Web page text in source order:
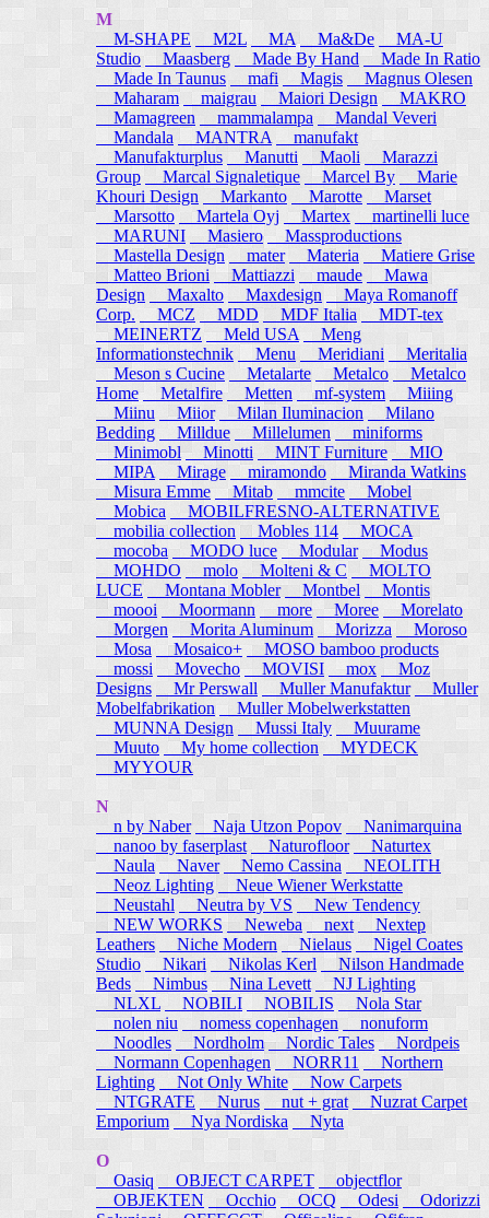
M
M-SHAPE
M2L MA Ma&De
MA-U
Studio
Maasberg Made By Hand
Made In Ratio
Made In Taunus
mafi Magis
Magnus Olesen
Maharam
maigrau Maiori Design
MAKRO
Mamagreen
mammalampa
Mandal Veveri
Mandala
MANTRA
manufakt
Manufakturplus
Manutti Maoli
Marazzi
Group
Marcal Signaletique Marcel By
Marie
Khouri Design
Markanto Marotte
Marset
Marsotto
Martela Oyj Martex
martinelli luce
MARUNI
Masiero
Massproductions
Mastella Design
mater Materia
Matiere Grise
Matteo Brioni
Mattiazzi maude
Mawa
Design
Maxalto Maxdesign
Maya Romanoff
Corp.
MCZ MDD MDF Italia
MDT-tex
MEINERTZ
Meld USA
Meng
Informationstechnik
Menu Meridiani
Meritalia
Meson s Cucine
Metalarte Metalco
Metalco
Home Metalfire Metten mf-system
Miiing
Miinu
Miior Milan Iluminacion
Milano
Bedding
Milldue Millelumen
miniforms
Minimobl Minotti MINT Furniture
MIO
MIPA
Mirage miramondo
Miranda Watkins
Misura Emme
Mitab mmcite
Mobel
Mobica
MOBILFRESNO-ALTERNATIVE
mobilia collection
Mobles 114
MOCA
mocoba
MODO luce Modular
Modus
MOHDO
molo Molteni & C
MOLTO
LUCE
Montana Mobler Montbel
Montis
moooi
Moormann more Moree
Morelato
Morgen
Morita Aluminum Morizza
Moroso
Mosa
Mosaico+
MOSO bamboo products
mossi
Movecho MOVISI mox
Moz
Designs
Mr Perswall Muller Manufaktur
Muller
Mobelfabrikation
Muller Mobelwerkstatten
MUNNA Design
Mussi Italy
Muurame
Muuto My home collection
MYDECK
MYYOUR
N
n by Naber
Naja Utzon Popov
Nanimarquina
nanoo by faserplast
Naturofloor
Naturtex
Naula
Naver Nemo Cassina
NEOLITH
Neoz Lighting
Neue Wiener Werkstatte
Neustahl
Neutra by VS
New Tendency
NEW WORKS
Neweba next
Nextep
Leathers
Niche Modern Nielaus
Nigel Coates
Studio
Nikari Nikolas Kerl
Nilson Handmade
Beds
Nimbus Nina Levett
NJ Lighting
NLXL
NOBILI NOBILIS
Nola Star
nolen niu
nomess copenhagen
nonuform
Noodles
Nordholm Nordic Tales
Nordpeis
Normann Copenhagen
NORR11
Northern
Lighting
Not Only White
Now Carpets
NTGRATE
Nurus nut + grat
Nuzrat Carpet
Emporium
Nya Nordiska Nyta
O
Oasiq
OBJECT CARPET
objectflor
OBJEKTEN
Occhio OCQ Odesi
Odorizzi